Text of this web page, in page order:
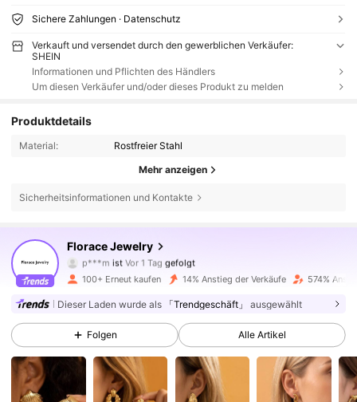
Sichere Zahlungen · Datenschutz
Verkauft und versendet durch den gewerblichen Verkäufer:
SHEIN
Informationen und Pflichten des Händlers
Um diesen Verkäufer und/oder dieses Produkt zu melden
Produktdetails
Material: Rostfreier Stahl
Mehr anzeigen
Sicherheitsinformationen und Kontakte
Florace Jewelry
4,69
661 Follower
p***m ist Vor 1 Tag gefolgt
b***l ist am Durchsuchen
4,69
4,69 661 Follower
100+ Erneut kaufen 14% Anstieg der Verkäufe 574%
Dieser Laden wurde als 「Trendgeschäft」 ausgewählt
Folgen Alle Artikel